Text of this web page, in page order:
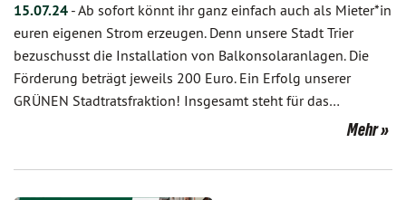
15.07.24 -Ab sofort könnt ihr ganz einfach auch als Mieter*in
euren eigenen Strom erzeugen. Denn unsere Stadt Trier
bezuschusst die Installation von Balkonsolaranlagen. Die
Förderung beträgt jeweils 200 Euro. Ein Erfolg unserer
GRÜNEN Stadtratsfraktion! Insgesamt steht für das…
Mehr